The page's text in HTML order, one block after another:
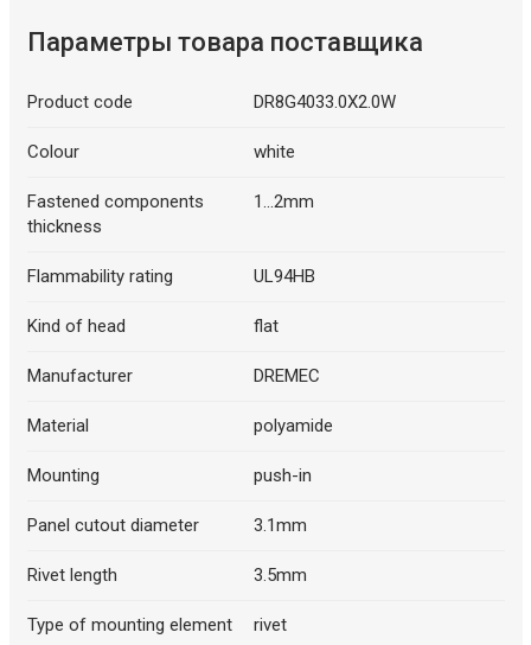
Параметры товара поставщика
Product code DR8G4033.0X2.0W
Colour white
Fastened components
thickness
1...2mm
Flammability rating UL94HB
Kind of head flat
Manufacturer DREMEC
Material polyamide
Mounting push-in
Panel cutout diameter 3.1mm
Rivet length 3.5mm
Type of mounting element rivet